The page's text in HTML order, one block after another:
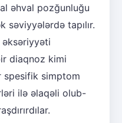
əhval pozğunluğu
səviyyələrdə tapılır.
əksəriyyəti
diaqnoz kimi
spesifik simptom
ilə əlaqəli olub-